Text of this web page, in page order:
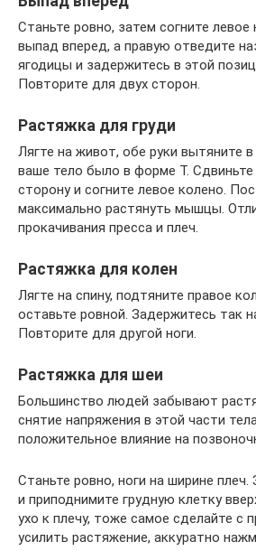
Станьте ровно, затем согните левое
выпад вперед, а правую отведите
ягодицы и задержитесь в этой
Повторите для двух сторон.
Растяжка для груди
Лягте на живот, обе руки вытяните
ваше тело было в форме T. Сдвиньте
сторону и согните левое колено.
максимально растянуть мышцы.
прокачивания пресса и плеч.
Растяжка для колен
Лягте на спину, подтяните правое
оставьте ровной. Задержитесь так
Повторите для другой ноги.
Растяжка для шеи
Большинство людей забывают
снятие напряжения в этой части
положительное влияние на
Станьте ровно, ноги на ширине плеч.
и приподнимите грудную клетку
ухо к плечу, тоже самое сделайте с
усилить растяжение, аккуратно